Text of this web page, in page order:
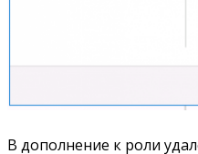
В дополнение к роли